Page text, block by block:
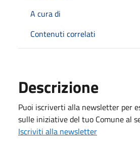
A cura di
Contenuti correlati
Descrizione
Puoi iscriverti alla newsletter per
sulle iniziative del tuo Comune al
Iscriviti alla newsletter